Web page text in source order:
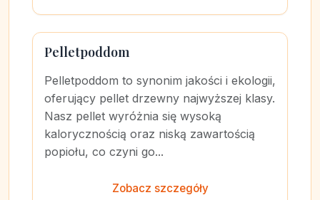
Pelletpoddom
Pelletpoddom to synonim jakości i ekologii,
oferujący pellet drzewny najwyższej klasy.
Nasz pellet wyróżnia się wysoką
kalorycznością oraz niską zawartością
popiołu, co czyni go...
Zobacz szczegóły